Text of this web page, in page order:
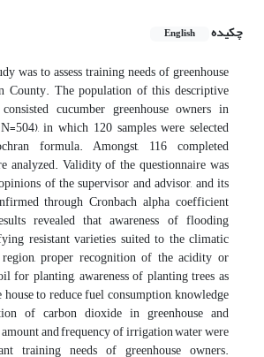
چکیده English
was to assess training needs of greenhouse
County. The population of this descriptive
cucumber greenhouse owners in
in which 120 samples were selected
formula. Amongst, 116 completed
analyzed. Validity of the questionnaire was
of the supervisor and advisor, and its
through Cronbach alpha coefficient
revealed that awareness of flooding
resistant varieties suited to the climatic
proper recognition of the acidity or
for planting, awareness of planting trees as
to reduce fuel consumption, knowledge
of carbon dioxide in greenhouse and
and frequency of irrigation water were
training needs of greenhouse owners.